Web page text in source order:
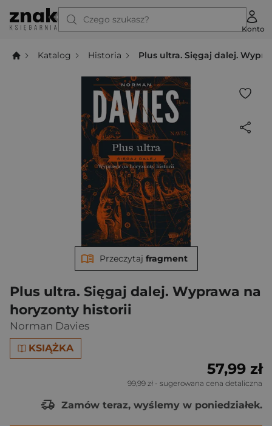
Czego szukasz?
Konto
Katalog Historia Plus ultra. Sięgaj dalej.
Plus ultra. Sięgaj dalej. Wyprawa na
horyzonty historii
Norman Davies
KSIĄŻKA
Przeczytaj fragment
57,99 zł
99,99 zł - sugerowana cena detaliczna
Zamów teraz, wyślemy w poniedziałek.